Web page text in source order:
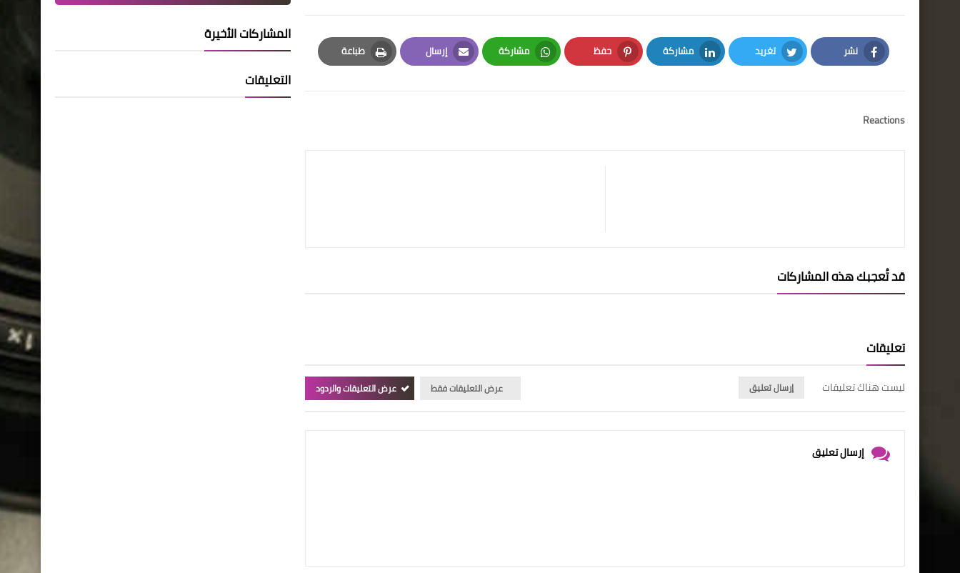
نشر
Facebook
تغريد
Twitter
مشاركة
LinkedIn
حفظ
Pinterest
مشاركة
Whatsapp
إرسال
Email
طباعة
Print
Reactions
قد تُعجبك هذه المشاركات
تعليقات
ليست هناك تعليقات إرسال تعليق عرض التعليقات فقط عرض التعليقات والردود
إرسال تعليق
المشاركات الأخيرة
التعليقات